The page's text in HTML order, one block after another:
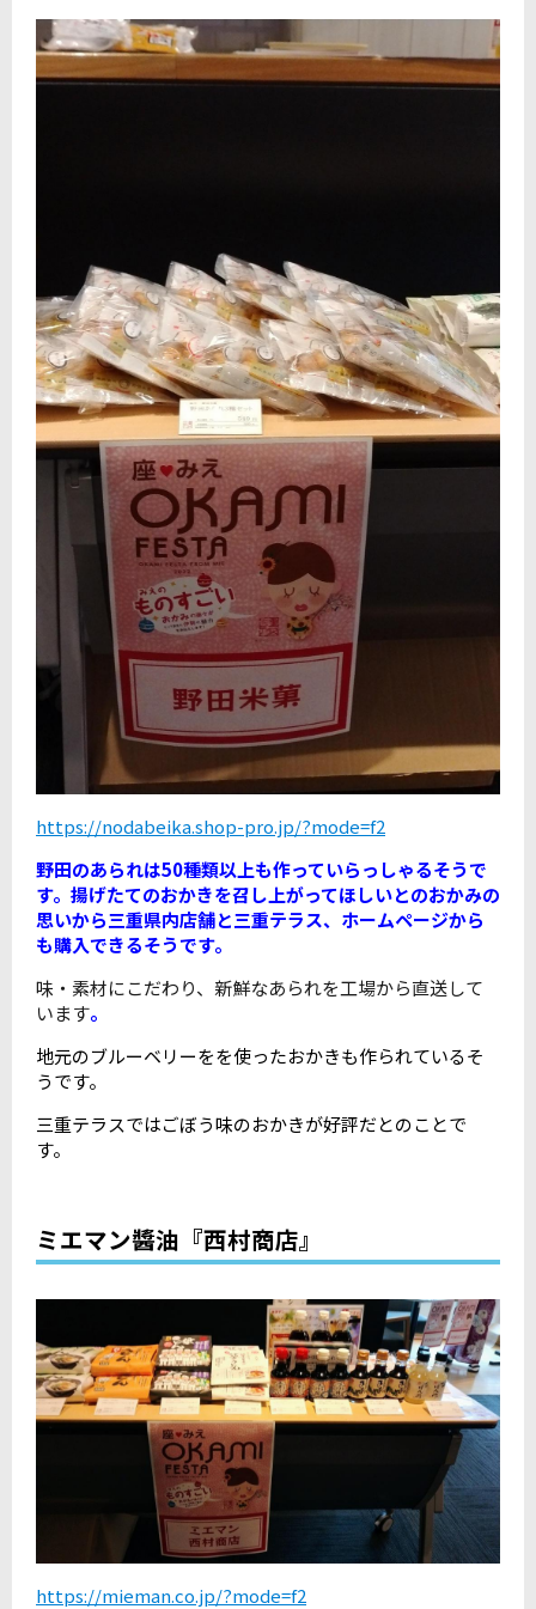
https://nodabeika.shop-pro.jp/?mode=f2
野田のあられは50種類以上も作っていらっしゃるそうで
す。揚げたてのおかきを召し上がってほしいとのおかみの
思いから三重県内店舗と三重テラス、ホームページから
も購入できるそうです。
味・素材にこだわり、新鮮なあられを工場から直送して
います。
地元のブルーベリーをを使ったおかきも作られているそ
うです。
三重テラスではごぼう味のおかきが好評だとのことで
す。
ミエマン醬油『西村商店』
https://mieman.co.jp/?mode=f2